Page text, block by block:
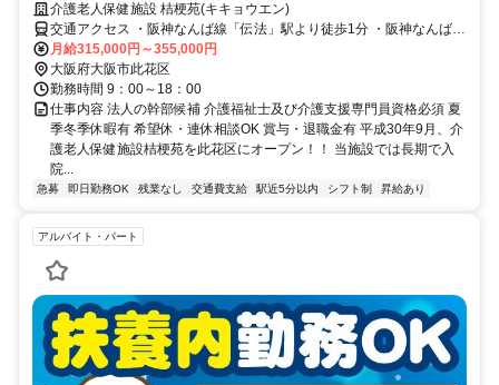
暇有 希望休・連休相談OK 賞与・退職金有
介護老人保健施設 桔梗苑(キキョウエン)
交通アクセス ・阪神なんば線「伝法」駅より徒歩1分 ・阪神なんば線
「西九条」駅より10分 ・阪神なんば線「大阪難波」駅より15分
月給315,000円～355,000円
大阪府大阪市此花区
勤務時間 9：00～18：00
仕事内容 法人の幹部候補 介護福祉士及び介護支援専門員資格必須 夏
季冬季休暇有 希望休・連休相談OK 賞与・退職金有 平成30年9月、介
護老人保健施設桔梗苑を此花区にオープン！！ 当施設では長期で入
院...
急募 即日勤務OK 残業なし 交通費支給 駅近5分以内 シフト制 昇給あり
アルバイト・パート